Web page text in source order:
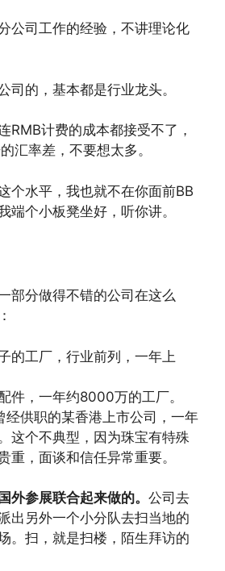
公司工作的经验，不讲理论化
司的，基本都是行业龙头。
RMB计费的成本都接受不了，
汇率差，不要想太多。
个水平，我也就不在你面前BB
端个小板凳坐好，听你讲。
部分做得不错的公司在这么
的工厂，行业前列，一年上
件，一年约8000万的工厂。
经供职的某香港上市公司，一年
这个不典型，因为珠宝有特殊
，面谈和信任异常重要。
外参展联合起来做的。 公司去
出另外一个小分队去扫当地的
。扫，就是扫楼，陌生拜访的